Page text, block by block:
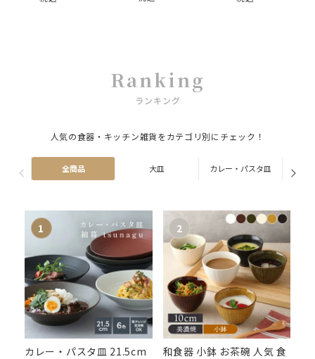
Ranking
ランキング
人気の食器・キッチン雑貨をカテゴリ別にチェック！
全商品 大皿 カレー・パスタ皿
カレー・パスタ皿 21.5cm
和食器 小鉢 お茶碗 人気 食